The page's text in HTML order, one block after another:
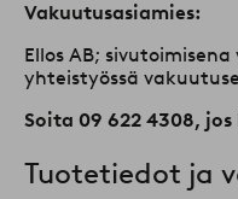
Vakuutusasiamies:
Ellos AB;
yhteistyössä
Soita 09 622 4308,
Tuotetiedot ja